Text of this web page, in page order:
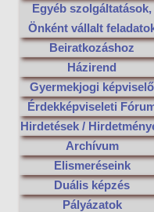
Egyéb szolgáltatások,
Önként vállalt
Beiratkozáshoz
Házirend
Gyermekjogi képviselő
Érdekképviseleti
Hirdetések /
Archívum
Elismeréseink
Duális képzés
Pályázatok